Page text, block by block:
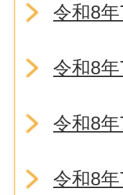
令和8
令和8
令和8
令和8